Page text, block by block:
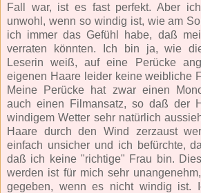
Fall war, ist es fast perfekt. Aber
unwohl, wenn so windig ist, wie am
ich immer das Gefühl habe, daß
verraten könnten. Ich bin ja, wie
Leserin weiß, auf eine Perücke
eigenen Haare leider keine weibliche
Meine Perücke hat zwar einen
auch einen Filmansatz, so daß der
windigem Wetter sehr natürlich
Haare durch den Wind zerzaust
einfach unsicher und ich befürchte,
daß ich keine "richtige" Frau bin.
werden ist für mich sehr
gegeben, wenn es nicht windig ist.